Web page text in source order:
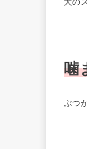
噛
ぶつ